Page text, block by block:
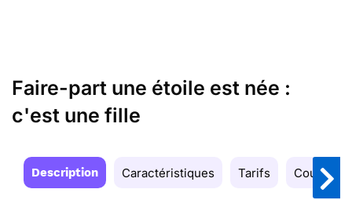
Faire-part une étoile est née :
c'est une fille
Description Caractéristiques Tarifs Couleurs